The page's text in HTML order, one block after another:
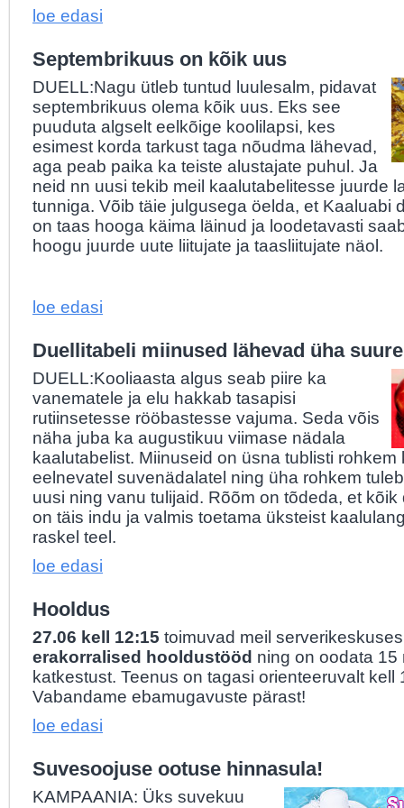
loe edasi
Septembrikuus on kõik uus
DUELL:Nagu ütleb tuntud luulesalm, pidavat
septembrikuus olema kõik uus. Eks see
puuduta algselt eelkõige koolilapsi, kes
esimest korda tarkust taga nõudma lähevad,
aga peab paika ka teiste alustajate puhul. Ja
neid nn uusi tekib meil kaalutabelitesse juurde
tunniga. Võib täie julgusega öelda, et Kaaluabi
on taas hooga käima läinud ja loodetavasti
hoogu juurde uute liitujate ja taasliitujate näol.
loe edasi
Duellitabeli miinused lähevad üha
DUELL:Kooliaasta algus seab piire ka
vanematele ja elu hakkab tasapisi
rutiinsetesse rööbastesse vajuma. Seda võis
näha juba ka augustikuu viimase nädala
kaalutabelist. Miinuseid on üsna tublisti rohkem
eelnevatel suvenädalatel ning üha rohkem
uusi ning vanu tulijaid. Rõõm on tõdeda, et kõik
on täis indu ja valmis toetama üksteist
raskel teel.
loe edasi
Hooldus
27.06 kell 12:15 toimuvad meil serverikeskuses
erakorralised hooldustööd ning on oodata 15
katkestust. Teenus on tagasi orienteeruvalt kell
Vabandame ebamugavuste pärast!
loe edasi
Suvesoojuse ootuse hinnasula!
KAMPAANIA: Üks suvekuu